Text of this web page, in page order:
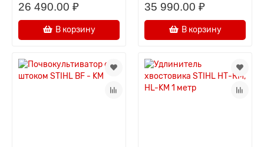
26 490.00 ₽
В корзину
35 990.00 ₽
В корзину